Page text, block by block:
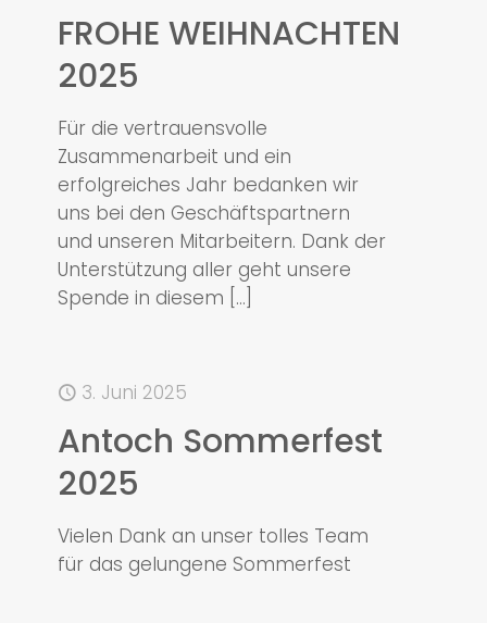
FROHE WEIHNACHTEN
2025
Für die vertrauensvolle
Zusammenarbeit und ein
erfolgreiches Jahr bedanken wir
uns bei den Geschäftspartnern
und unseren Mitarbeitern. Dank der
Unterstützung aller geht unsere
Spende in diesem […]
3. Juni 2025
Antoch Sommerfest
2025
Vielen Dank an unser tolles Team
für das gelungene Sommerfest